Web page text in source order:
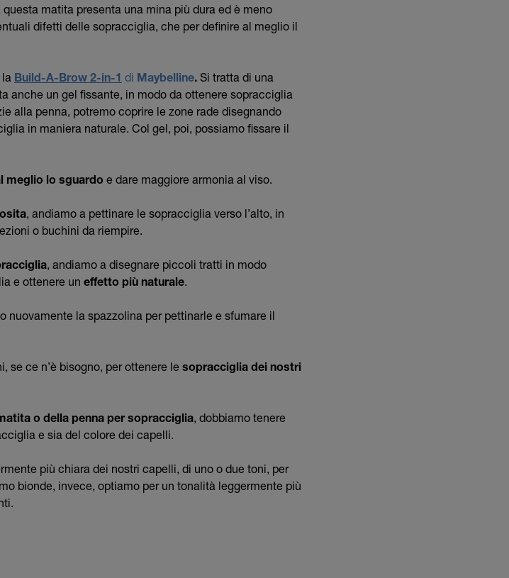
matita presenta una mina più dura ed è meno
difetti delle sopracciglia, che per definire al meglio il
Build-A-Brow 2-in-1 di Maybelline. Si tratta di una
anche un gel fissante, in modo da ottenere sopracciglia
alla penna, potremo coprire le zone rade disegnando
in maniera naturale. Col gel, poi, possiamo fissare il
meglio lo sguardo e dare maggiore armonia al viso.
, andiamo a pettinare le sopracciglia verso l’alto, in
o buchini da riempire.
, andiamo a disegnare piccoli tratti in modo
e ottenere un effetto più naturale.
nuovamente la spazzolina per pettinarle e sfumare il
se ce n’è bisogno, per ottenere le sopracciglia dei nostri
o della penna per sopracciglia, dobbiamo tenere
e sia del colore dei capelli.
più chiara dei nostri capelli, di uno o due toni, per
bionde, invece, optiamo per un tonalità leggermente più